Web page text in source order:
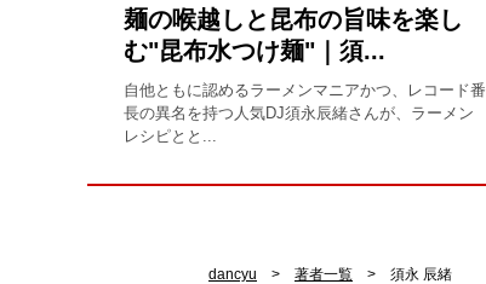
麺の喉越しと昆布の旨味を楽し
む"昆布水つけ麺"｜須...
自他ともに認めるラーメンマニアかつ、レコード番
長の異名を持つ人気DJ須永辰緒さんが、ラーメン
レシピとと...
dancyu 著者一覧 須永 辰緒